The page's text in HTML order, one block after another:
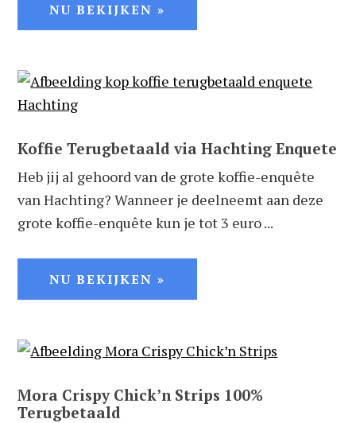
NU BEKIJKEN »
Koffie Terugbetaald via Hachting Enquete
Heb jij al gehoord van de grote koffie-enquête
van Hachting? Wanneer je deelneemt aan deze
grote koffie-enquête kun je tot 3 euro ...
NU BEKIJKEN »
Mora Crispy Chick’n Strips 100%
Terugbetaald